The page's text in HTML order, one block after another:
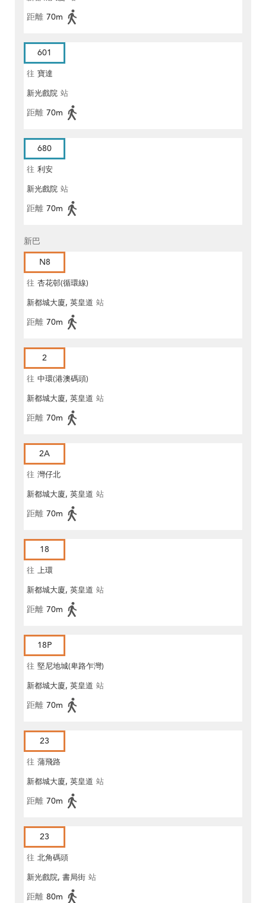
距離 70m
601
往 寶達
新光戲院 站
距離 70m
680
往 利安
新光戲院 站
距離 70m
新巴
N8
往 杏花邨(循環線)
新都城大廈, 英皇道 站
距離 70m
2
往 中環(港澳碼頭)
新都城大廈, 英皇道 站
距離 70m
2A
往 灣仔北
新都城大廈, 英皇道 站
距離 70m
18
往 上環
新都城大廈, 英皇道 站
距離 70m
18P
往 堅尼地城(卑路乍灣)
新都城大廈, 英皇道 站
距離 70m
23
往 蒲飛路
新都城大廈, 英皇道 站
距離 70m
23
往 北角碼頭
新光戲院, 書局街 站
距離 80m